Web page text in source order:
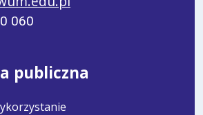
060
publiczna